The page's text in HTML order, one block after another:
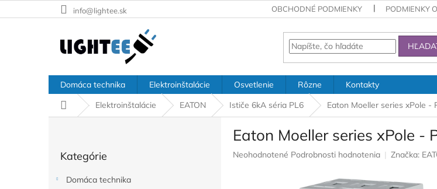
na
info@lightee.sk OBCHODNÉ PODMIENKY PODMIENKY
Domáca technika Elektroinštalácie Osvetlenie Rôzne
Kontakty
DomovElektroinštalácie EATON Ističe 6kA séria PL6 Eaton Moeller series xPole -
kategórie
Kategórie
Domáca technika
Eaton Moeller series xPole -
Priemerné
Neohodnotené Podrobnosti hodnotenia Značka: